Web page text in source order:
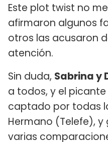
Este plot twist no
afirmaron algunos
otros las acusaron
atención.
Sin duda, Sabrina y
a todos, y el
captado por todas
Hermano (Telefe), y
varias